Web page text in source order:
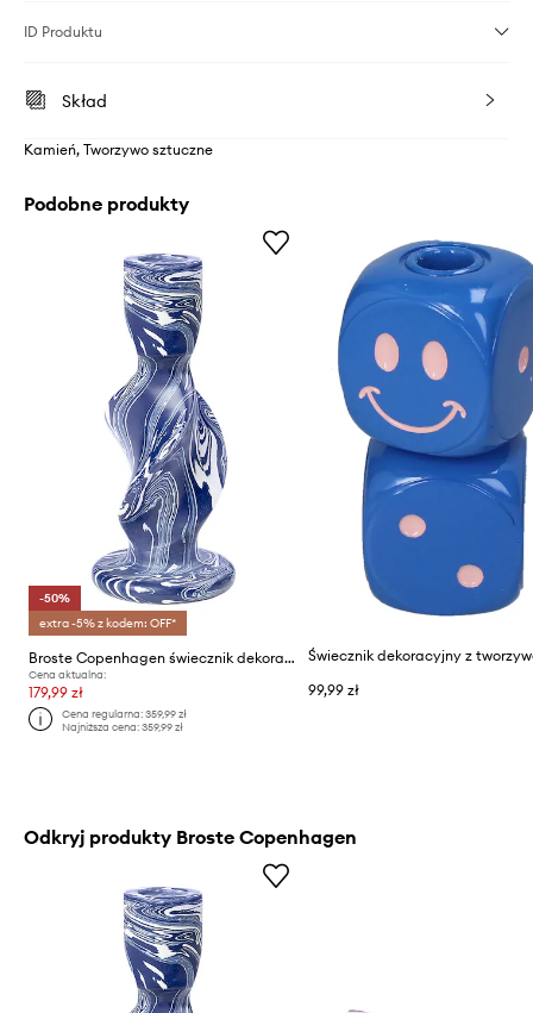
ID Produktu
Skład
Kamień, Tworzywo sztuczne
Podobne produkty
-50%
extra -5% z kodem: OFF*
Broste Copenhagen świecznik dekoracyjny Twist
Cena aktualna:
179,99 zł
Cena regularna:359,99 zł
Najniższa cena:359,99 zł
99,99 zł
Odkryj produkty Broste Copenhagen